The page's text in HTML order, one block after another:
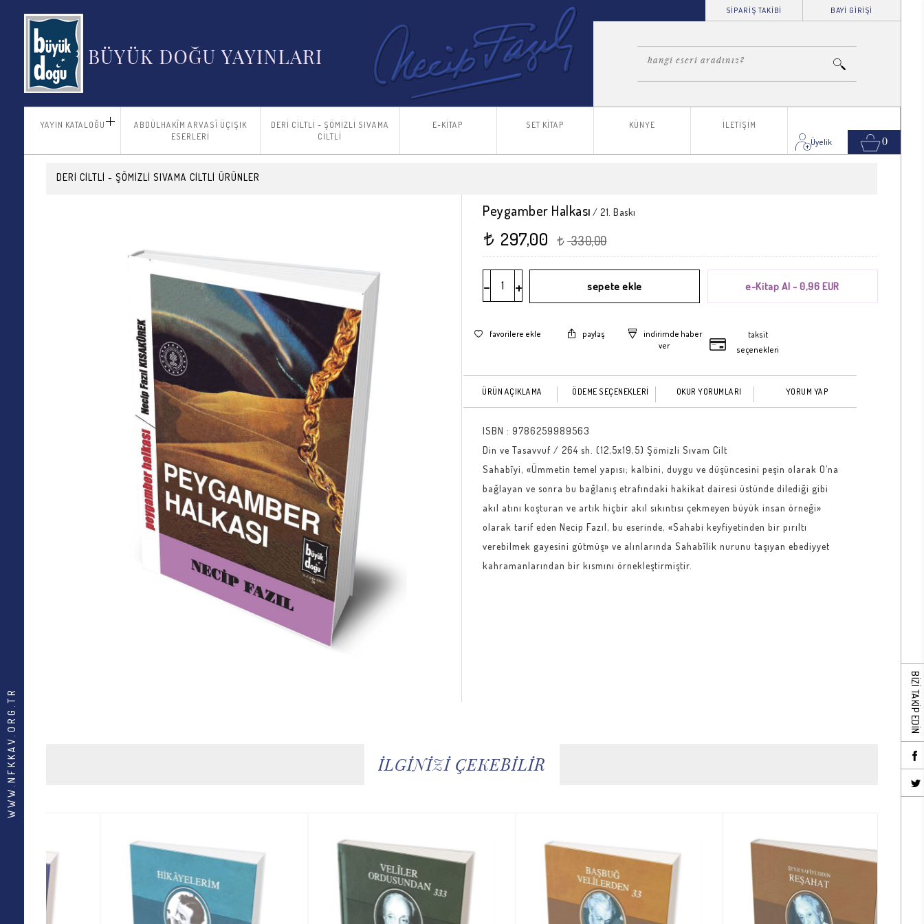
SİPARİŞ TAKİBİ BAYİ GİRİŞİ
YAYIN KATALOĞU
ABDÜLHAKÎM ARVASÎ ÜÇIŞIK
ESERLERİ
DERİ CİLTLİ - ŞÖMİZLİ SIVAMA
CİLTLİ
E-KİTAP SET KİTAP KÜNYE İLETİŞİM
0
DERİ CİLTLİ - ŞÖMİZLİ SIVAMA CİLTLİ ÜRÜNLER
Peygamber Halkası / 21. Baskı
t 330,00
t 297,00
- +
favorilere ekle paylaş
indirimde haber
ver
taksit
seçenekleri
ÜRÜN AÇIKLAMA
ISBN :9786259989563
Din ve Tasavvuf / 264 sh. (12,5x19,5) Şömizli Sıvam Cilt
Sahabîyi, «Ümmetin temel yapısı; kalbini, duygu ve düşüncesini peşin olarak O’na
bağlayan ve sonra bu bağlanış etrafındaki hakikat dairesi üstünde dilediği gibi
akıl atını koşturan ve artık hiçbir akıl sıkıntısı çekmeyen büyük insan örneği»
olarak tarif eden Necip Fazıl, bu eserinde, «Sahabi keyfiyetinden bir pırıltı
verebilmek gayesini gütmüş» ve alınlarında Sahabîlik nurunu taşıyan ebediyyet
kahramanlarından bir kısmını örnekleştirmiştir.
ÖDEME SEÇENEKLERİ OKUR YORUMLARI YORUM YAP
İLGİNİZİ ÇEKEBİLİR
WWW.NFKKAV.ORG.TR BİZİ TAKİP EDİN